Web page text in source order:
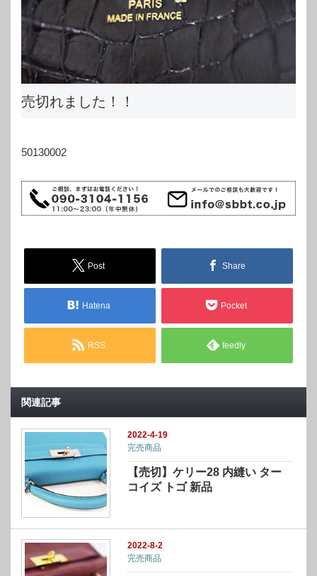
売切れました！！
50130002
Post Share
Hatena Pocket
RSS feedly
関連記事
2022-4-19
完売商品
【売切】ケリー28 内縫い ター
コイズ トゴ 新品
2022-8-2
完売商品